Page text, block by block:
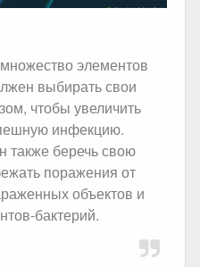
элементов
выбирать свои
чтобы увеличить
инфекцию.
также беречь свою
поражения от
объектов и
бактерий.